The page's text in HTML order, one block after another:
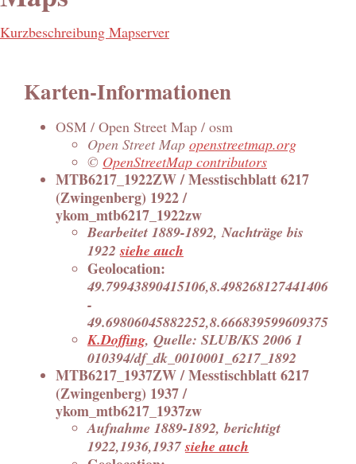
Kurzbeschreibung Mapserver
Karten-Informationen
OSM / Open Street Map / osm
Open Street Map openstreetmap.org
© OpenStreetMap contributors
MTB6217_1922ZW / Messtischblatt 6217
(Zwingenberg) 1922 /
ykom_mtb6217_1922zw
Bearbeitet 1889-1892, Nachträge bis
1922siehe auch
Geolocation:
49.79943890415106,8.498268127441406
-
49.69806045882252,8.666839599609375
K.Doffing, Quelle: SLUB/KS 2006 1
010394/df_dk_0010001_6217_1892
MTB6217_1937ZW / Messtischblatt 6217
(Zwingenberg) 1937 /
ykom_mtb6217_1937zw
Aufnahme 1889-1892, berichtigt
1922,1936,1937siehe auch